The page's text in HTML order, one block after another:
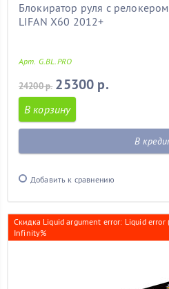
Блокиратор руля с релокером
LIFAN Х60 2012+
Арт. G.BL.PRO
24200 р. 25300 р.
В корзину
В
Добавить к сравнению
Скидка Liquid argument error: Liquid error
Infinity%